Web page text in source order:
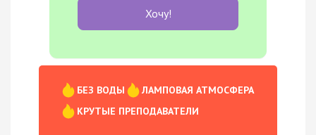
Хочу!
БЕЗ ВОДЫ
ЛАМПОВАЯ АТМОСФЕРА
КРУТЫЕ ПРЕПОДАВАТЕЛИ